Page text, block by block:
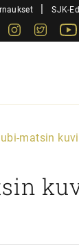
| SJK-
FacebookInstagram
Twitter
matsin